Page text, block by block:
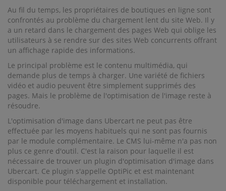
Au fil du temps, les propriétaires de boutiques en ligne sont
confrontés au problème du chargement lent du site Web. Il y
a un retard dans le chargement des pages Web qui oblige les
utilisateurs à se rendre sur des sites Web concurrents offrant
un affichage rapide des informations.
Le principal problème est le contenu multimédia, qui
demande plus de temps à charger. Une variété de fichiers
vidéo et audio peuvent être simplement supprimés des
pages. Mais le problème de l'optimisation de l'image reste à
résoudre.
L'optimisation d'image dans Ubercart ne peut pas être
effectuée par les moyens habituels qui ne sont pas fournis
par le module complémentaire. Le CMS lui-même n'a pas non
plus ce genre d'outil. C'est la raison pour laquelle il est
nécessaire de trouver un plugin d'optimisation d'image dans
Ubercart. Ce plugin s'appelle OptiPic et est maintenant
disponible pour téléchargement et installation.